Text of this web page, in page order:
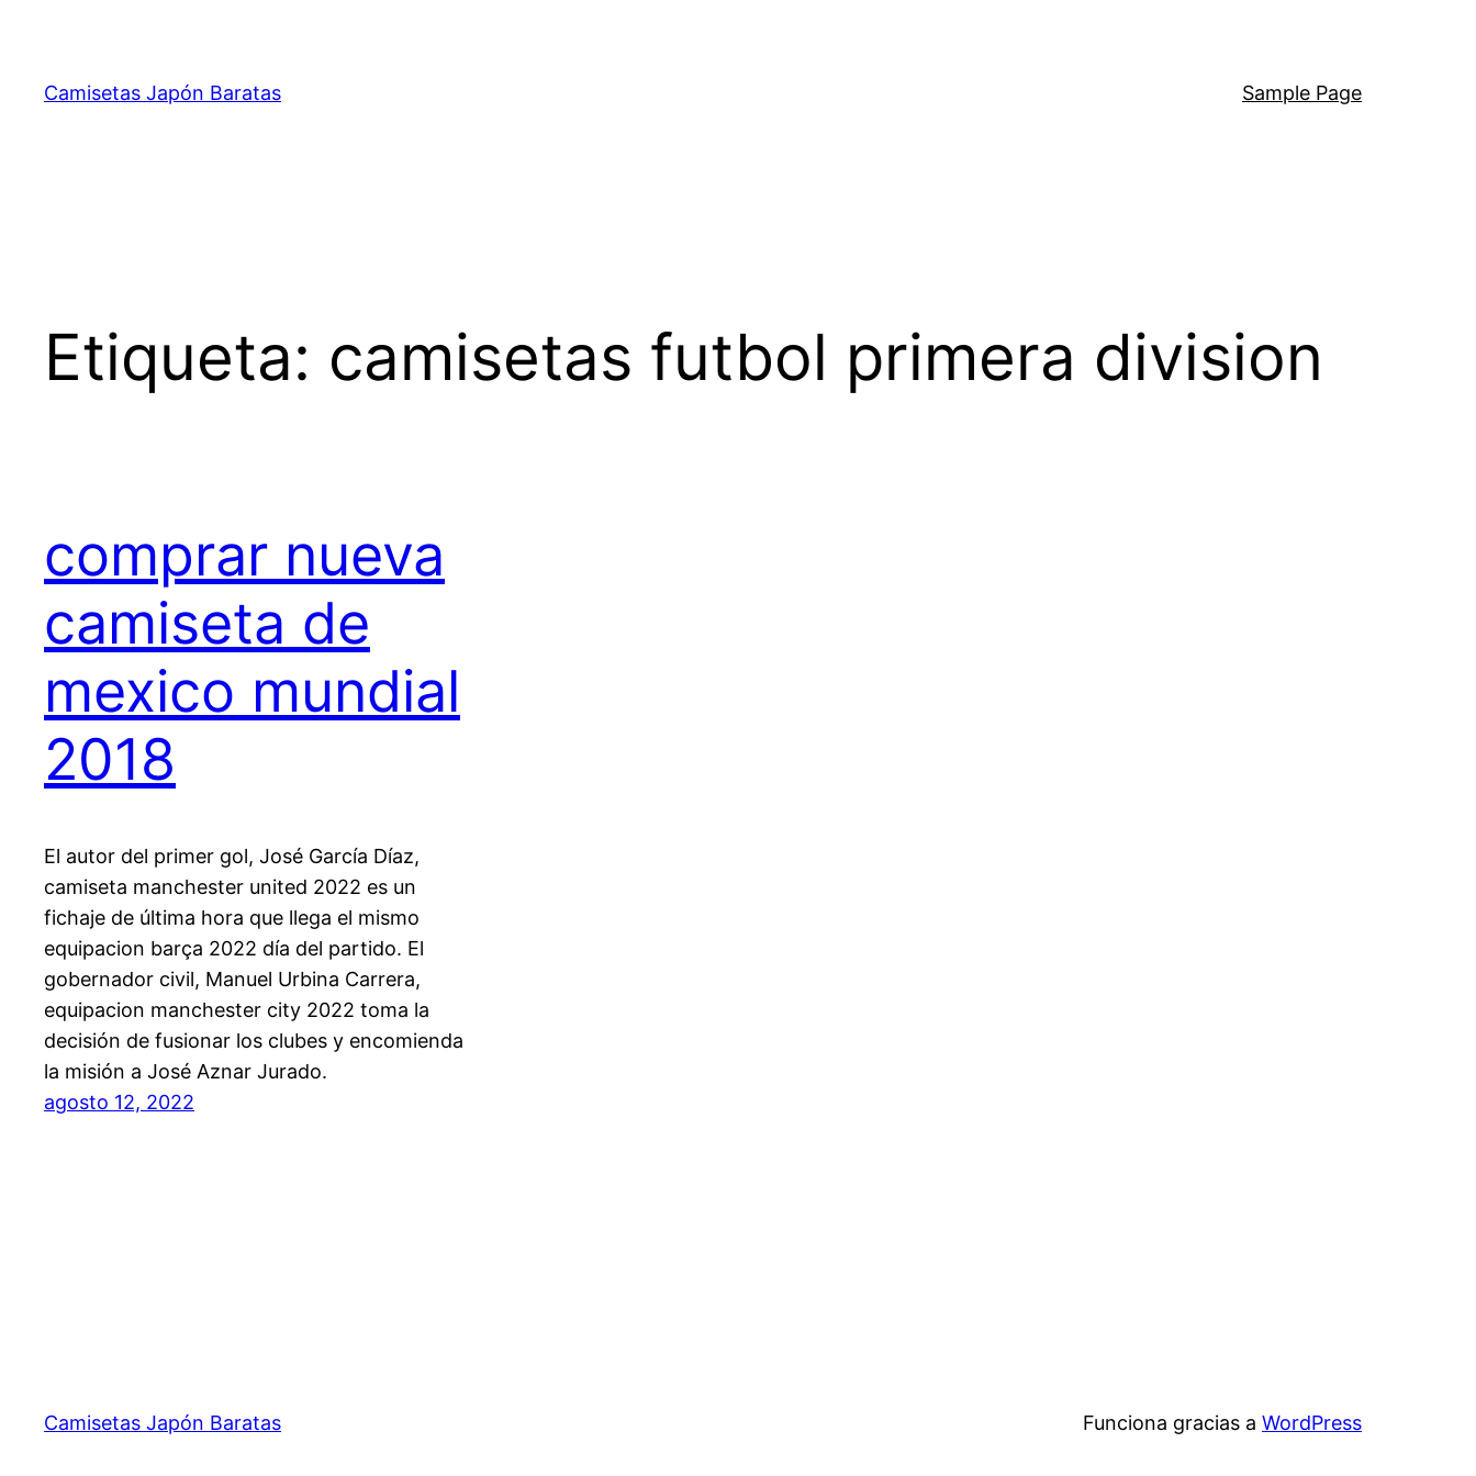
contenido
Camisetas Japón Baratas Sample Page
Etiqueta: camisetas futbol primera division
comprar nueva
camiseta de
mexico mundial
2018
El autor del primer gol, José García Díaz,
camiseta manchester united 2022 es un
fichaje de última hora que llega el mismo
equipacion barça 2022 día del partido. El
gobernador civil, Manuel Urbina Carrera,
equipacion manchester city 2022 toma la
decisión de fusionar los clubes y encomienda
la misión a José Aznar Jurado.
agosto 12, 2022
Camisetas Japón Baratas Funciona gracias a WordPress